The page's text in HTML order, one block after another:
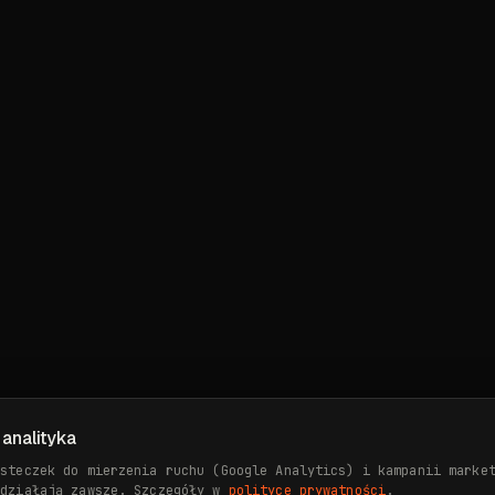
do mierzenia ruchu (Google Analytics) i kampanii
zawsze. Szczegóły w polityce prywatności.